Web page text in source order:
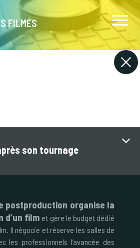
son tournage
postproduction organise la
d’un film et gère le budget dédié
Il négocie et réserve les salles de
les professionnels l’avancée des
FILMÉS